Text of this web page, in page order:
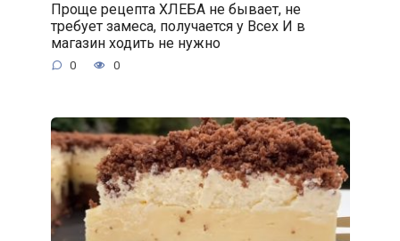
Проще рецепта ХЛЕБА не бывает, не
требует замеса, получается у Всех И в
магазин ходить не нужно
0 0